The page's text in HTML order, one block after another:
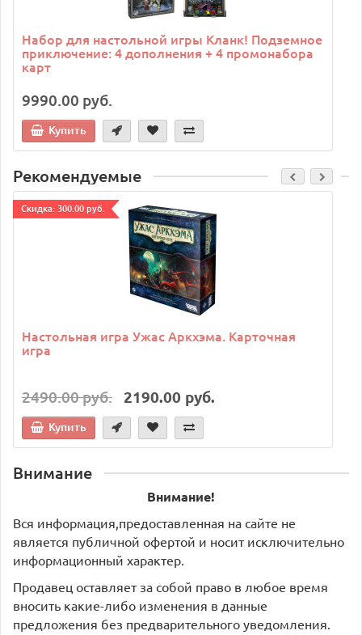
Набор для настольной игры Кланк! Подземное
приключение: 4 дополнения + 4 промонабора
карт
9990.00 руб.
Купить
Рекомендуемые
Cкидка: 300.00 руб.
Настольная игра Ужас Аркхэма. Карточная
игра
2490.00 руб. 2190.00 руб.
Купить
Внимание
Внимание!
Вся информация,предоставленная на сайте не
является публичной офертой и носит исключительно
информационный характер.
Продавец оставляет за собой право в любое время
вносить какие-либо изменения в данные
предложения без предварительного уведомления.